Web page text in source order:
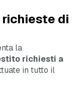
di
la
richiesti a
in tutto il